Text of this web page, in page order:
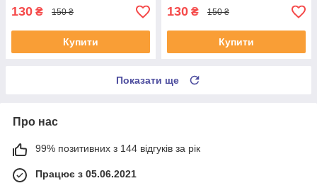
130 ₴ 150 ₴
Купити
130 ₴ 150 ₴
Купити
Показати ще
Про нас
99% позитивних з 144 відгуків за рік
Працює з 05.06.2021